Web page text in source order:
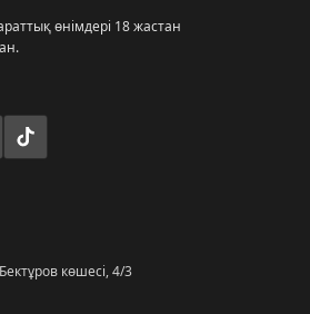
өнімдері 18 жастан
көшесі, 4/3